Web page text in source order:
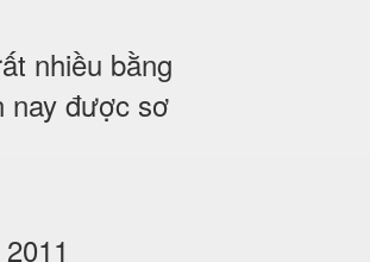
nhiều bằng
nay được sơ